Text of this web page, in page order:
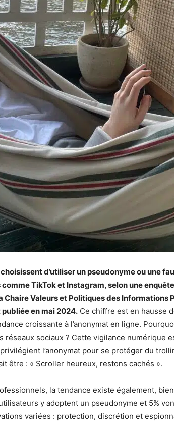
d’utiliser un pseudonyme ou une
TikTok et Instagram, selon une
Chaire Valeurs et Politiques des Informations
en mai 2024. Ce chiffre est en hausse
croissante à l’anonymat en ligne.
réseaux sociaux ? Cette vigilance numérique
l’anonymat pour se protéger du
être : « Scroller heureux, restons cachés ».
la tendance existe également,
y adoptent un pseudonyme et 5%
variées : protection, discrétion et